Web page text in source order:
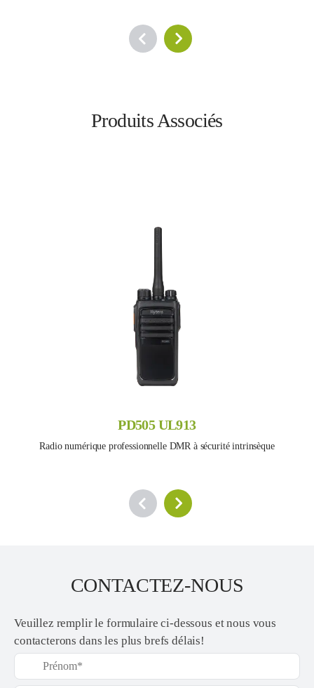
Produits Associés
PD505 UL913
Radio numérique professionnelle DMR à sécurité intrinsèque
CONTACTEZ-NOUS
Veuillez remplir le formulaire ci-dessous et nous vous
contacterons dans les plus brefs délais!